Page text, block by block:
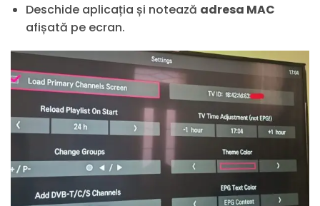
Deschide aplicația și notează adresa MAC
afișată pe ecran.